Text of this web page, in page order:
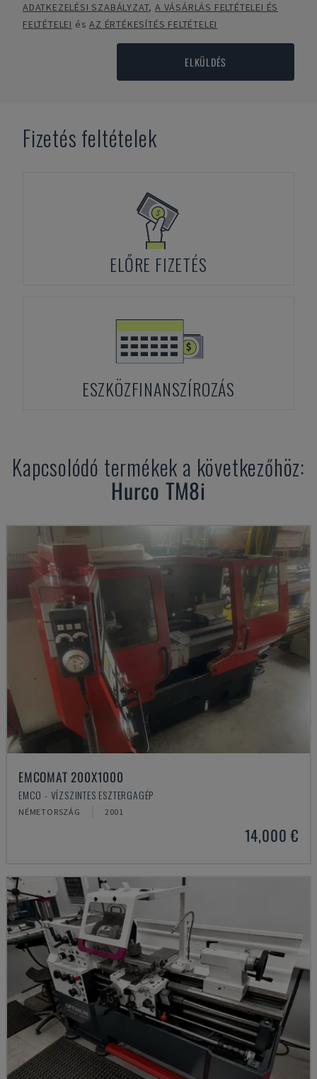
ADATKEZELÉSI SZABÁLYZAT,A VÁSÁRLÁS FELTÉTELEI ÉS
FELTÉTELEI ésAZ ÉRTÉKESÍTÉS FELTÉTELEI
ELKÜLDÉS
Fizetés feltételek
ELŐRE FIZETÉS
ESZKÖZFINANSZÍROZÁS
Kapcsolódó termékek a következőhöz:
Hurco TM8i
EMCOMAT 200X1000
EMCO - VÍZSZINTES ESZTERGAGÉP
NÉMETORSZÁG 2001
14,000 €